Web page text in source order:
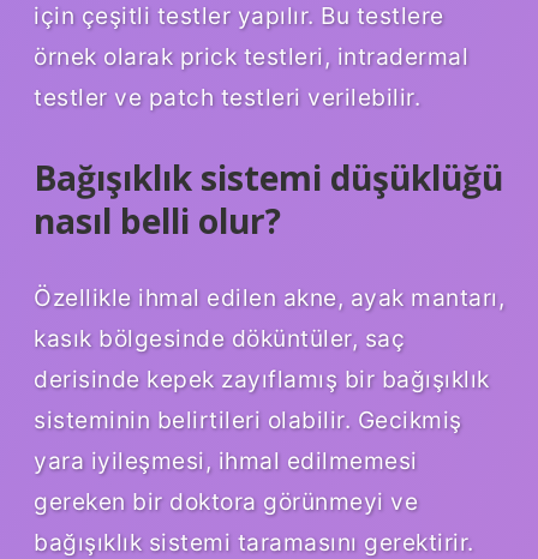
için çeşitli testler yapılır. Bu testlere
örnek olarak prick testleri, intradermal
testler ve patch testleri verilebilir.
Bağışıklık sistemi düşüklüğü
nasıl belli olur?
Özellikle ihmal edilen akne, ayak mantarı,
kasık bölgesinde döküntüler, saç
derisinde kepek zayıflamış bir bağışıklık
sisteminin belirtileri olabilir. Gecikmiş
yara iyileşmesi, ihmal edilmemesi
gereken bir doktora görünmeyi ve
bağışıklık sistemi taramasını gerektirir.